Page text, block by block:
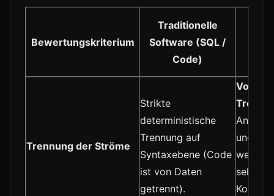
Bewertungskriterium
Traditionelle
Software (SQL /
Code)
Trennung der Ströme
Strikte
deterministische
Trennung auf
Syntaxebene (Code
ist von Daten
getrennt).
und
werden
selben